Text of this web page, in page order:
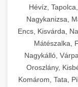
Hévíz,
Nagykanizsa,
Encs, Kisvárda,
Mátészalka,
Nagykálló,
Oroszlány,
Komárom, Tata,